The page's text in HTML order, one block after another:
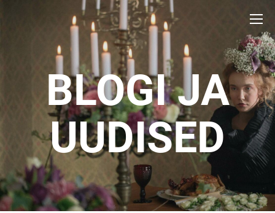
BLOGI JA
UUDISED